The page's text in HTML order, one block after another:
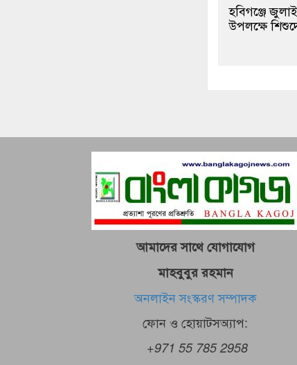
হবিগঞ্জে
উপলক্ষে
আমাদের সাথে যোগাযোগ
মাহবুবুর রহমান
অনলাইন সংস্করণ সম্পাদক
ফোন ও হোয়াটসঅ্যাপ:
+971 55 785 2958